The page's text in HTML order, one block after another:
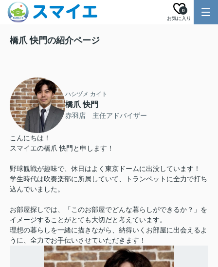
お気に入り
0
橋爪 快門の紹介ページ
ハシヅメ カイト
橋爪 快門
赤羽店 主任アドバイザー
こんにちは！
スマイエの橋爪 快門と申します！
野球観戦が趣味で、休日はよく東京ドームに出没しています！
学生時代は吹奏楽部に所属していて、トランペットに全力で打ち
込んでいました。
お部屋探しでは、「このお部屋でどんな暮らしができるか？」を
イメージすることがとても大切だと考えています。
理想の暮らしを一緒に描きながら、納得いくお部屋に出会えるよ
うに、全力でお手伝いさせていただきます！